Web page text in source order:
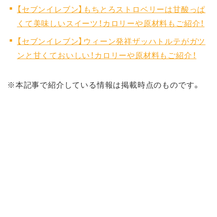
【セブンイレブン】もちとろストロベリーは甘酸っぱ
くて美味しいスイーツ！カロリーや原材料もご紹介！
【セブンイレブン】ウィーン発祥ザッハトルテがガツ
ンと甘くておいしい！カロリーや原材料もご紹介！
※本記事で紹介している情報は掲載時点のものです。